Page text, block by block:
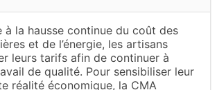
à la hausse continue du coût des
et de l’énergie, les artisans
leurs tarifs afin de continuer à
de qualité. Pour sensibiliser leur
réalité économique, la CMA